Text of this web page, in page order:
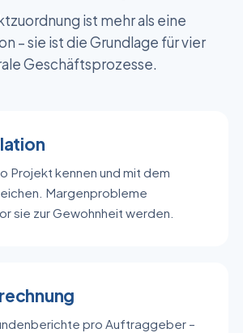
ist mehr als eine
– sie ist die Grundlage für vier
Geschäftsprozesse.
Projekt kennen und mit dem
Margenprobleme
sie zur Gewohnheit werden.
pro Auftraggeber –